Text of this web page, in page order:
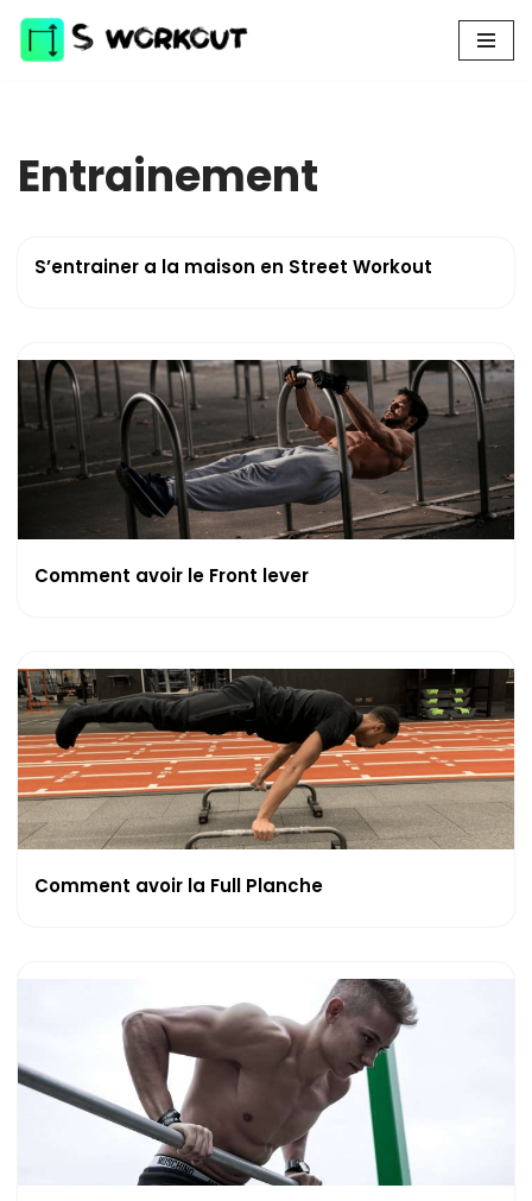
Aller
Entrainement
S’entrainer a la maison en Street Workout
Comment avoir le Front lever
Comment avoir la Full Planche